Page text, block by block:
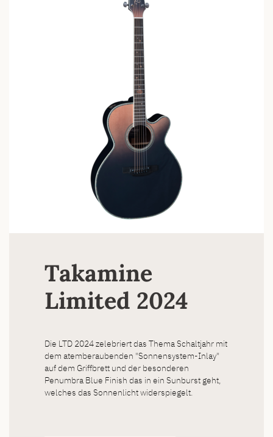
Takamine
Limited 2024
Die LTD 2024 zelebriert das Thema Schaltjahr mit
dem atemberaubenden "Sonnensystem-Inlay"
auf dem Griffbrett und der besonderen
Penumbra Blue Finish das in ein Sunburst geht,
welches das Sonnenlicht widerspiegelt.